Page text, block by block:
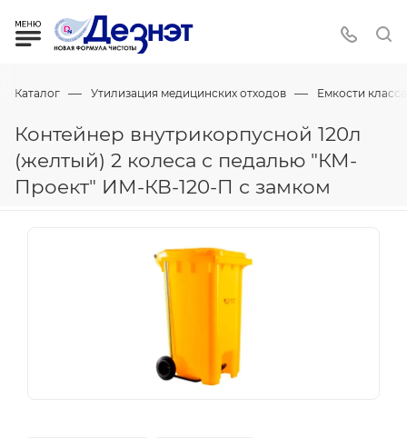
Каталог — Утилизация медицинских отходов — Емкости
Контейнер внутрикорпусной 120л
(желтый) 2 колеса с педалью "КМ-
Проект" ИМ-КВ-120-П с замком